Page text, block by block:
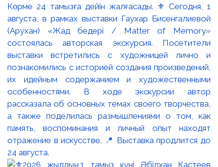
Көрме 24 тамызға дейін жалғасады. ⚜️ Сегодня, 1
августа, в рамках выставки Гаухар Бисенгалиевой
(Арухан) «Жад бедері / Matter of Memory»
состоялась авторская экскурсия. Посетители
выставки встретились с художницей лично и
познакомились с историей создания произведений,
их идейным содержанием и художественными
особенностями. В ходе экскурсии автор
рассказала об основных темах своего творчества,
а также поделилась размышлениями о том, как
память, воспоминания и личный опыт находят
отражение в искусстве. 📍 Выставка продлится до
24 августа.